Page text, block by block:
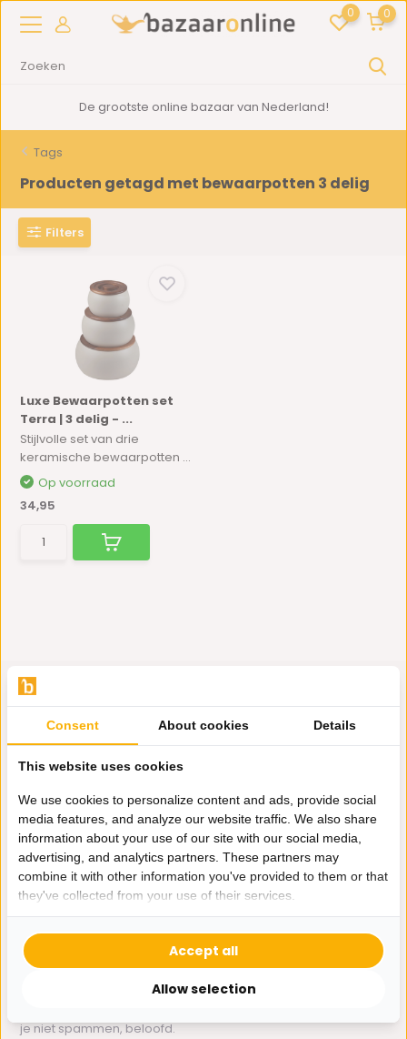
0 0
De grootste online bazaar van Nederland!
Tags
Producten getagd met bewaarpotten 3 delig
Filters
Luxe Bewaarpotten set
Terra | 3 delig - ...
Stijlvolle set van drie
keramische bewaarpotten ...
Op voorraad
34,95
Hulp nodig?
Wij zitten voor je klaar.
Whatsapp ons
0162-231130
klantenservice@bazaaronline.nl
je niet spammen, beloofd.
Consent About cookies Details
This website uses cookies
We use cookies to personalize content and ads, provide social
media features, and analyze our website traffic. We also share
information about your use of our site with our social media,
advertising, and analytics partners. These partners may
combine it with other information you've provided to them or that
they've collected from your use of their services.
Allow selection
Accept all